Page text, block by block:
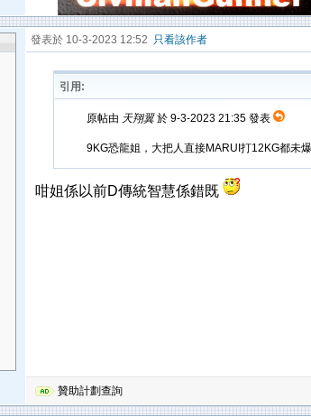
發表於 10-3-2023 12:52 只看該作者
引用:
原帖由 天翔翼於 9-3-2023 21:35 發表
9KG恐龍姐，大把人直接MARUI打12KG都未
咁姐係以前D傳統智慧係錯既
贊助計劃查詢